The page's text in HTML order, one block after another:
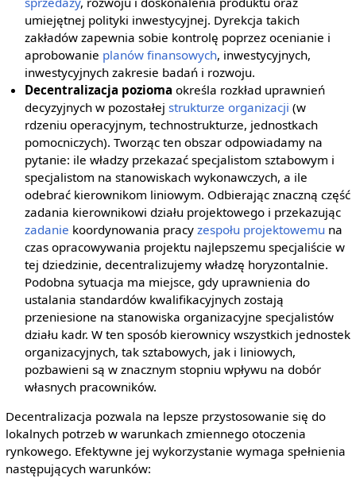
umiejętnej polityki inwestycyjnej. Dyrekcja takich
zakładów zapewnia sobie kontrolę poprzez ocenianie i
aprobowanie planów finansowych, inwestycyjnych,
inwestycyjnych zakresie badań i rozwoju.
Decentralizacja pozioma określa rozkład uprawnień
decyzyjnych w pozostałejstrukturze organizacji (w
rdzeniu operacyjnym, technostrukturze, jednostkach
pomocniczych). Tworząc ten obszar odpowiadamy na
pytanie: ile władzy przekazać specjalistom sztabowym i
specjalistom na stanowiskach wykonawczych, a ile
odebrać kierownikom liniowym. Odbierając znaczną część
zadania kierownikowi działu projektowego i przekazując
zadanie koordynowania pracyzespołu projektowemu na
czas opracowywania projektu najlepszemu specjaliście w
tej dziedzinie, decentralizujemy władzę horyzontalnie.
Podobna sytuacja ma miejsce, gdy uprawnienia do
ustalania standardów kwalifikacyjnych zostają
przeniesione na stanowiska organizacyjne specjalistów
działu kadr. W ten sposób kierownicy wszystkich jednostek
organizacyjnych, tak sztabowych, jak i liniowych,
pozbawieni są w znacznym stopniu wpływu na dobór
własnych pracowników.
Decentralizacja pozwala na lepsze przystosowanie się do
lokalnych potrzeb w warunkach zmiennego otoczenia
rynkowego. Efektywne jej wykorzystanie wymaga spełnienia
następujących warunków: